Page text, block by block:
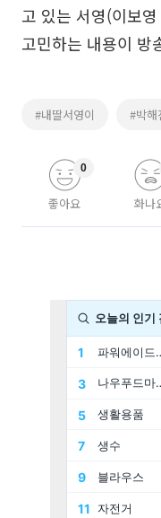
고 있는 서영(이보
고민하는 내용이 방
#내딸서영이 #박해
좋아요
0
화나